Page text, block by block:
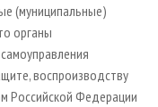
(муниципальные)
органы
воспроизводству
Российской Федерации